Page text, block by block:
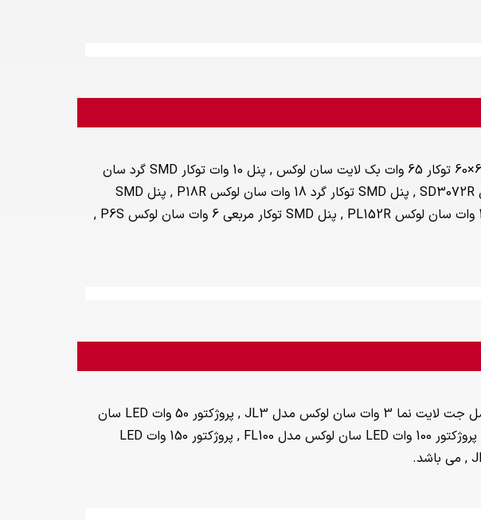
محبوب ترین مدل های سان لوکس پنل سقفی در بازار شامل پنل 60×60 توکار 65 وات بک لایت سان لوکس , پنل 10 وات توکار SMD گرد سان
لوکس فریم لس FP10R , چراغ COB سقفی روکار 30 وات سان لوکس SD3072R , پنل SMD توکار گرد 18 وات سان لوکس P18R , پنل SMD
توکار 32 وات 30x60 سان لوکس PL3632 , پنل SMD توکار گرد 15 وات سان لوکس PL152R , پنل SMD توکار مربعی 6 وات سان لوکس P6S ,
محبوب ترین مدل های سان لوکس پروژکتور و وال واشر در بازار شامل جت لایت نما 3 وات سان لوکس مدل JL3 , پروژکتور 50 وات LED سان
لوکس مدل FL50 , پروژکتور 200 وات LED سان لوکس مدل FL200 , پروژکتور 100 وات LED سان لوکس مدل FL100 , پروژکتور 150 وات LED